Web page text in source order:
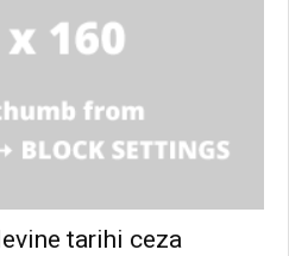
tarihi ceza